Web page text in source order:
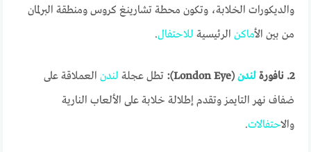
والديكورات الخلابة، وتكون محطة تشارينغ كروس ومنطقة البرلمان
من بين الأماكن الرئيسية للاحتفال.
2. نافورة لندن (London Eye): تطل عجلة لندن العملاقة على
ضفاف نهر التايمز وتقدم إطلالة خلابة على الألعاب النارية
والاحتفالات.